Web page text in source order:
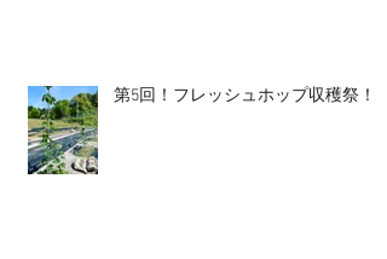
第5回！フレッシュホップ収穫祭！